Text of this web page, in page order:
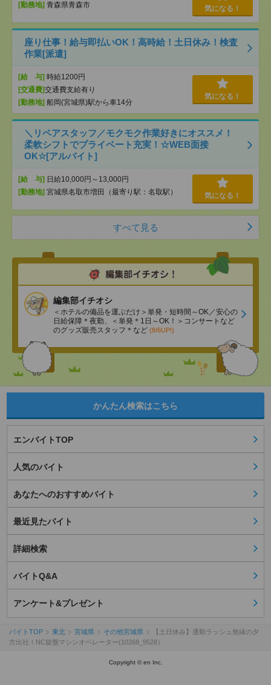
[勤務地] 青森県青森市 気になる！
座り仕事！給与即払いOK！高時給！土日休み！検査
作業[派遣]
[給 与] 時給1200円
[交通費]交通費支給有り
[勤務地] 船岡(宮城県)駅から車14分
気になる！
＼リペアスタッフ／モクモク作業好きにオススメ！
柔軟シフトでプライベート充実！☆WEB面接
OK☆[アルバイト]
[給 与] 日給10,000円～13,000円
[勤務地] 宮城県名取市増田（最寄り駅：名取駅） 気になる！
すべて見る
編集部イチオシ
＜ホテルの備品を運ぶだけ＞単発・短時間～OK／安心の
日給保障＊夜勤、＜単発＊1日～OK！＞コンサートなど
のグッズ販売スタッフ＊など (8/6UP!)
かんたん検索はこちら
エンバイトTOP
人気のバイト
あなたへのおすすめバイト
最近見たバイト
詳細検索
バイトQ&A
アンケート&プレゼント
バイトTOP 東北 宮城県 その他宮城県
【土日休み】通勤ラッシュ無縁の夕
方出社！NC旋盤マシンオペレーター(10268_9528）
Copyright © en Inc.